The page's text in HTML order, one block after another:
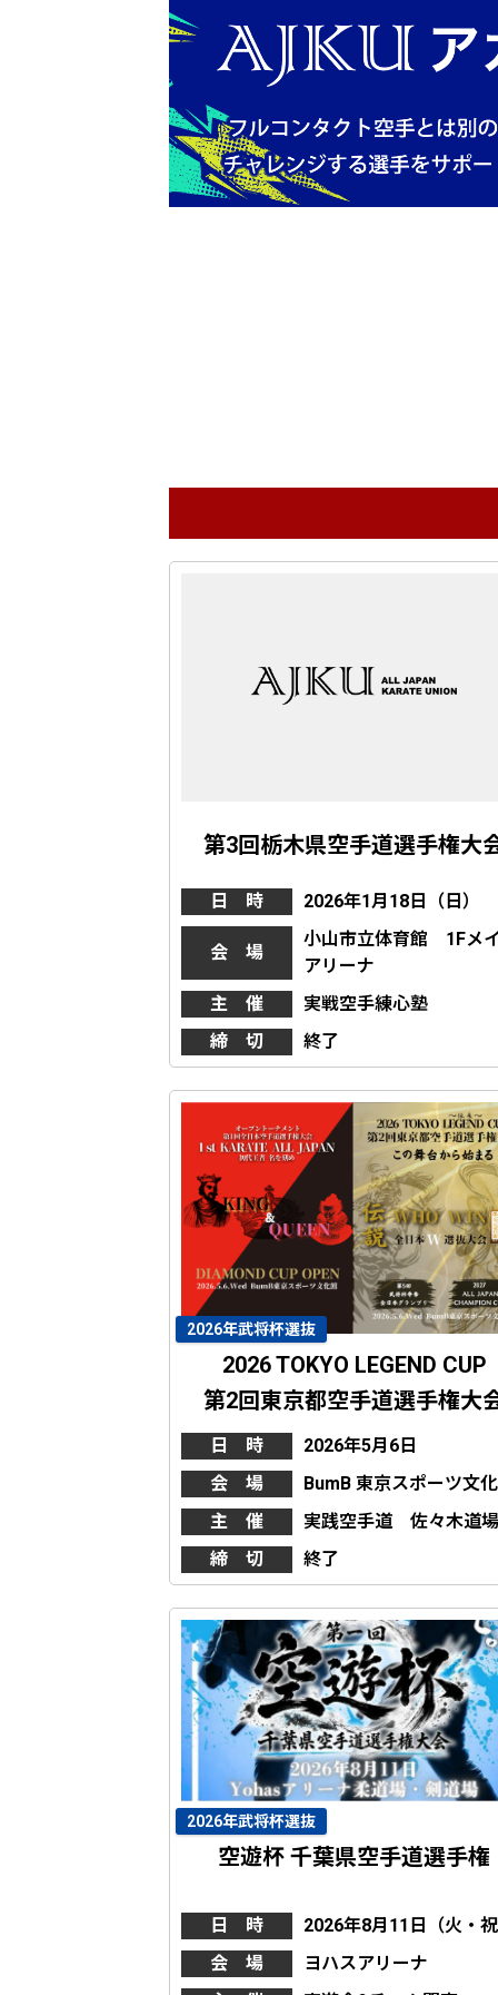
第3回栃木県空手道選手権大
日 時 2026年1月18日（日）
会 場
小山市立体育館 1Fメ
アリーナ
主 催
実戦空手練心塾
締 切
終了
2026年武将杯選抜
2026 TOKYO LEGEND CUP
第2回東京都空手道選手権大
日 時
2026年5月6日
会 場
BumB 東京スポーツ文
主 催
実践空手道 佐々木道場
締 切
終了
2026年武将杯選抜
空遊杯 千葉県空手道選手権
日 時
2026年8月11日（火・
会 場
ヨハスアリーナ